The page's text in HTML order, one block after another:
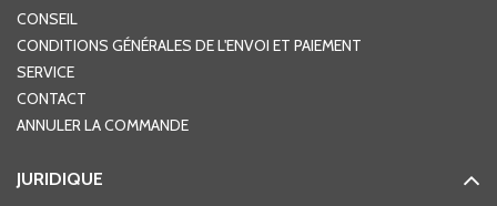
CONSEIL
CONDITIONS GÉNÉRALES DE L'ENVOI ET PAIEMENT
SERVICE
CONTACT
ANNULER LA COMMANDE
JURIDIQUE